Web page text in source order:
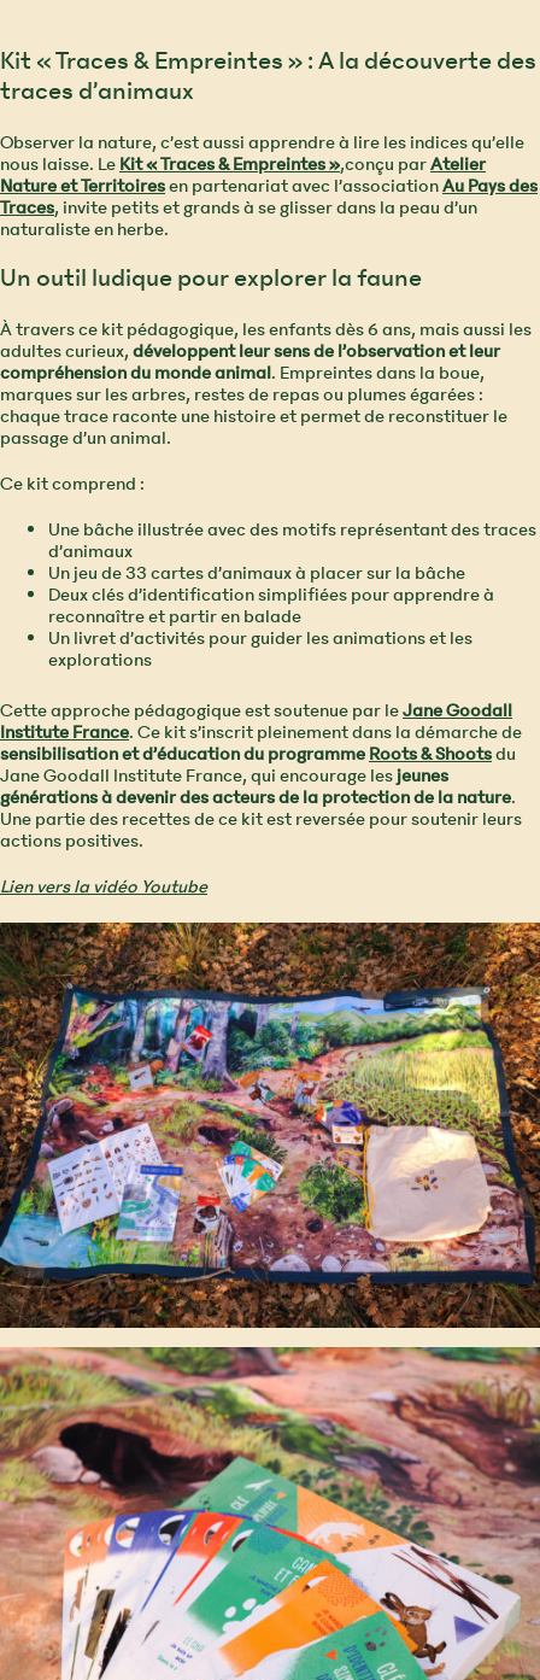
Kit « Traces & Empreintes » : A la découverte des
traces d’animaux
Observer la nature, c’est aussi apprendre à lire les indices qu’elle
nous laisse. LeKit « Traces & Empreintes »,conçu parAtelier
Nature et Territoiresen partenariat avec l’associationAu Pays des
Traces, invite petits et grands à se glisser dans la peau d’un
naturaliste en herbe.
Un outil ludique pour explorer la faune
À travers ce kit pédagogique, les enfants dès 6 ans, mais aussi les
adultes curieux,développent leur sens de l’observation et leur
compréhension du monde animal. Empreintes dans la boue,
marques sur les arbres, restes de repas ou plumes égarées :
chaque trace raconte une histoire et permet de reconstituer le
passage d’un animal.
Ce kit comprend :
Une bâche illustrée avec des motifs représentant des traces
d’animaux
Un jeu de 33 cartes d’animaux à placer sur la bâche
Deux clés d’identification simplifiées pour apprendre à
reconnaître et partir en balade
Un livret d’activités pour guider les animations et les
explorations
Cette approche pédagogique est soutenue par leJane Goodall
Institute France. Ce kit s’inscrit pleinement dans la démarche de
sensibilisation et d’éducation du programmeRoots & Shootsdu
Jane Goodall Institute France, qui encourage lesjeunes
générations à devenir des acteurs de la protection de la nature.
Une partie des recettes de ce kit est reversée pour soutenir leurs
actions positives.
Lien vers la vidéo Youtube